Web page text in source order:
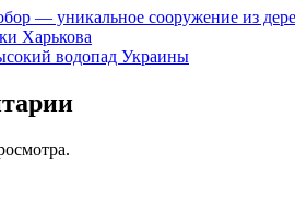
— уникальное сооружение из
Харькова
водопад Украины